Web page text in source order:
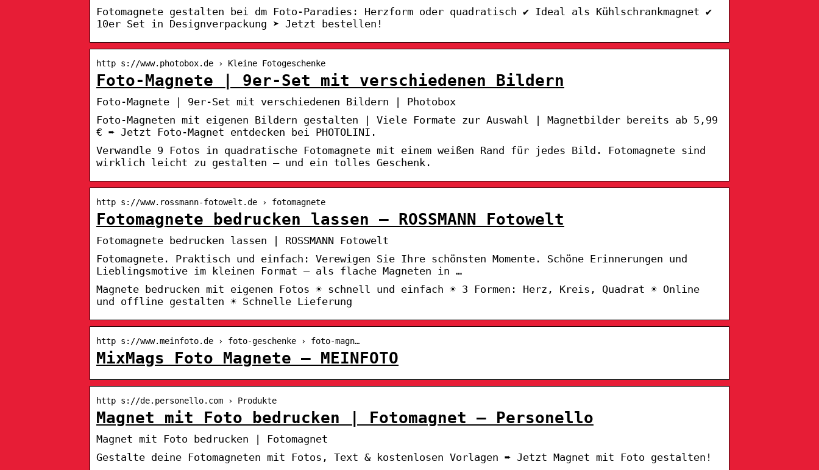
Fotomagnete gestalten bei dm Foto-Paradies: Herzform oder quadratisch ✔ Ideal als Kühlschrankmagnet ✔
10er Set in Designverpackung ➤ Jetzt bestellen!
http s://www.photobox.de › Kleine Fotogeschenke
Foto-Magnete | 9er-Set mit verschiedenen Bildern
Foto-Magnete | 9er-Set mit verschiedenen Bildern | Photobox
Foto-Magneten mit eigenen Bildern gestalten | Viele Formate zur Auswahl | Magnetbilder bereits ab 5,99
€ ➨ Jetzt Foto-Magnet entdecken bei PHOTOLINI.
Verwandle 9 Fotos in quadratische Fotomagnete mit einem weißen Rand für jedes Bild. Fotomagnete sind
wirklich leicht zu gestalten – und ein tolles Geschenk.
http s://www.rossmann-fotowelt.de › fotomagnete
Fotomagnete bedrucken lassen – ROSSMANN Fotowelt
Fotomagnete bedrucken lassen | ROSSMANN Fotowelt
Fotomagnete. Praktisch und einfach: Verewigen Sie Ihre schönsten Momente. Schöne Erinnerungen und
Lieblingsmotive im kleinen Format – als flache Magneten in …
Magnete bedrucken mit eigenen Fotos ☀ schnell und einfach ☀ 3 Formen: Herz, Kreis, Quadrat ☀ Online
und offline gestalten ☀ Schnelle Lieferung
http s://www.meinfoto.de › foto-geschenke › foto-magn…
MixMags Foto Magnete – MEINFOTO
http s://de.personello.com › Produkte
Magnet mit Foto bedrucken | Fotomagnet – Personello
Magnet mit Foto bedrucken | Fotomagnet
Gestalte deine Fotomagneten mit Fotos, Text & kostenlosen Vorlagen ➨ Jetzt Magnet mit Foto gestalten!